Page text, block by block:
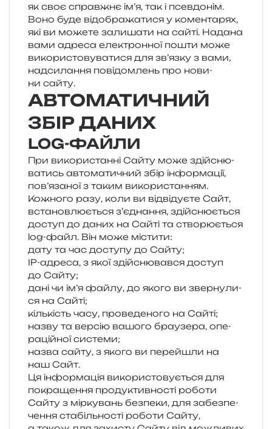
як своє справ­жнє ім’я, так і псев­до­нім.
Воно буде від­обра­жа­ти­ся у комен­та­рях,
які ви може­те зали­ша­ти на сайті. Надана
вами адре­са еле­ктрон­ної пошти може
вико­ри­сто­ву­ва­ти­ся для зв’яз­ку з вами,
над­си­ла­н­ня пові­дом­лень про нови­
ни сайту.
АВТОМАТИЧНИЙ
ЗБІР ДАНИХ
LOG-ФАЙЛИ
При вико­ри­стан­ні Сайту може здій­сню­
ва­тись авто­ма­ти­чний збір інфор­ма­ції,
пов’я­за­ної з таким вико­ри­ста­н­ням.
Кожного разу, коли ви від­ві­ду­є­те Сайт,
вста­нов­лю­є­ться з’єд­на­н­ня, здій­сню­є­ться
доступ до даних на Сайті та ство­рю­є­ться
log-файл. Він може містити:
дату та час досту­пу до Сайту;
IP-адре­са, з якої здій­сню­вав­ся доступ
до Сайту;
дані чи ім’я файлу, до якого ви звер­ну­ли­
ся на Сайті;
кіль­кість часу, про­ве­де­но­го на Сайті;
назву та вер­сію вашо­го бра­у­зе­ра, опе­
ра­цій­ної системи;
назва сайту, з якого ви пере­йшли на
наш Сайт.
Ця інфор­ма­ція вико­ри­сто­ву­є­ться для
покра­ще­н­ня про­ду­ктив­но­сті робо­ти
Сайту з мір­ку­вань без­пе­ки, для забез­пе­
че­н­ня ста­біль­но­сті робо­ти Сайту,